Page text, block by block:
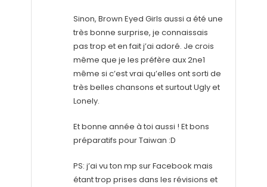
Sinon, Brown Eyed Girls aussi a été une
très bonne surprise, je connaissais
pas trop et en fait j’ai adoré. Je crois
même que je les préfère aux 2ne1
même si c’est vrai qu’elles ont sorti de
très belles chansons et surtout Ugly et
Lonely.
Et bonne année à toi aussi ! Et bons
préparatifs pour Taiwan :D
PS: j’ai vu ton mp sur Facebook mais
étant trop prises dans les révisions et